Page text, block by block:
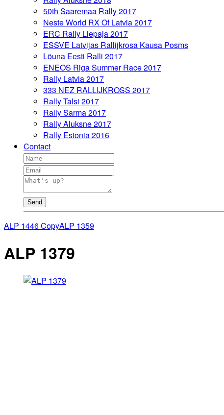
50th Saaremaa Rally 2017
Neste World RX Of Latvia 2017
ERC Rally Liepaja 2017
ESSVE Latvijas Rallijkrosa Kausa Posms
Lõuna Eesti Ralli 2017
ENEOS Riga Summer Race 2017
Rally Latvia 2017
333 NEZ RALLIJKROSS 2017
Rally Talsi 2017
Rally Sarma 2017
Rally Aluksne 2017
Rally Estonia 2016
Contact
Send
ALP 1446 CopyALP 1359
ALP 1379